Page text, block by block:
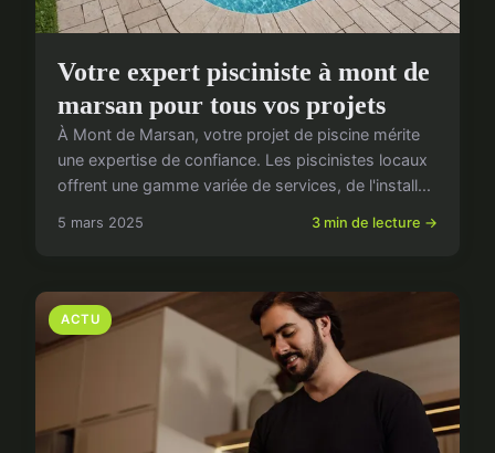
Votre expert pisciniste à mont de
marsan pour tous vos projets
À Mont de Marsan, votre projet de piscine mérite
une expertise de confiance. Les piscinistes locaux
offrent une gamme variée de services, de l'install...
5 mars 2025 3 min de lecture →
ACTU